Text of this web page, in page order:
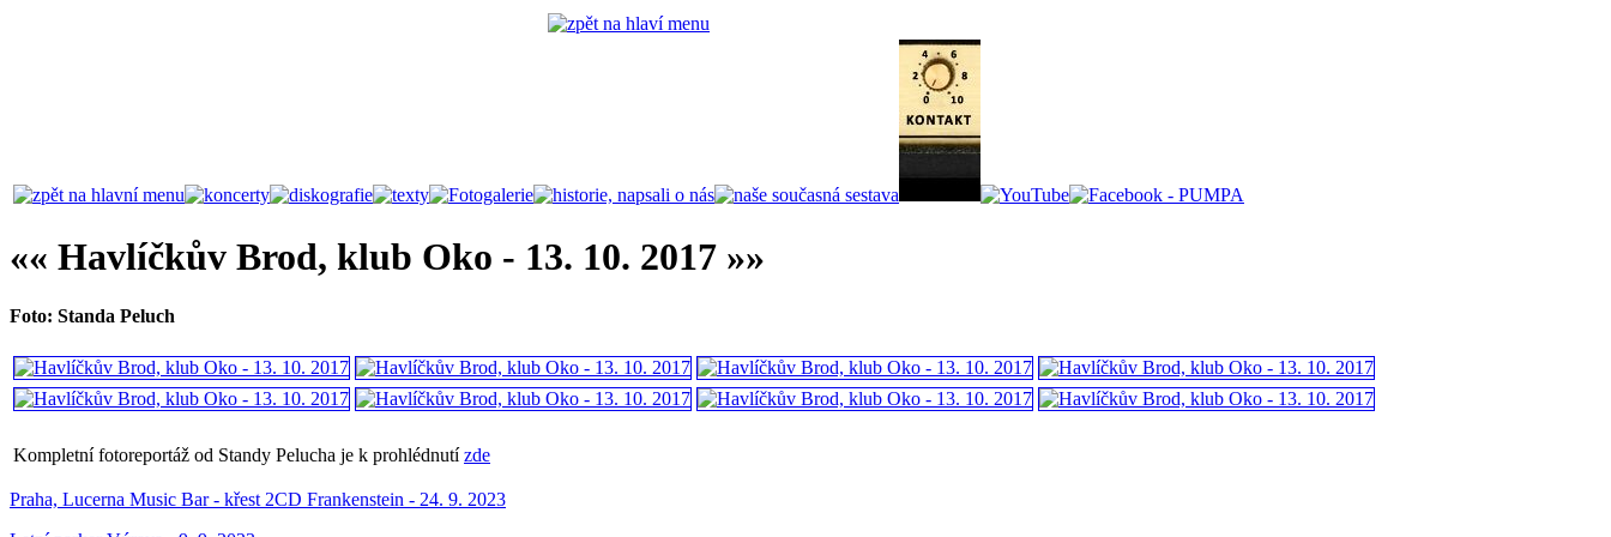
«« Havlíčkův Brod, klub Oko - 13. 10. 2017 »»
Foto: Standa Peluch
Kompletní fotoreportáž od Standy Pelucha je k prohlédnutízde
Praha, Lucerna Music Bar - křest 2CD Frankenstein - 24. 9. 2023